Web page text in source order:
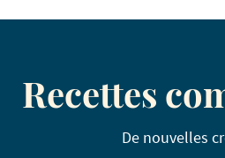
Recettes
De nouvelles